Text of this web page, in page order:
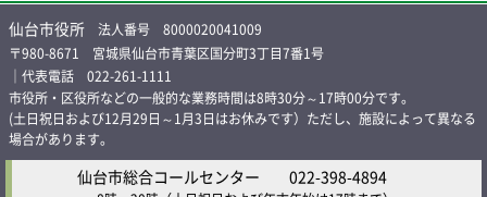
仙台市役所 法人番号 8000020041009
〒980-8671 宮城県仙台市青葉区国分町3丁目7番1号
｜代表電話 022-261-1111
市役所・区役所などの一般的な業務時間は8時30分～17時00分です。
(土日祝日および12月29日～1月3日はお休みです）ただし、施設によって異なる
場合があります。
仙台市総合コールセンター 022-398-4894